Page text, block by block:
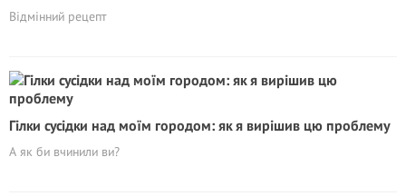
Відмінний рецепт
Гілки сусідки над моїм городом: як я вирішив цю проблему
А як би вчинили ви?